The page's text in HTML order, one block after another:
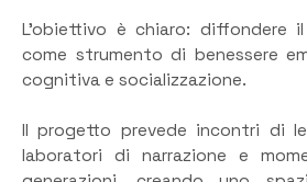
L’obiettivo è chiaro: diffondere
come strumento di benessere
cognitiva e socializzazione.
Il progetto prevede incontri di
laboratori di narrazione e